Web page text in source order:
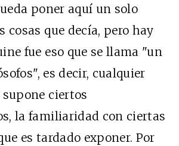
poner aquí un solo
cosas que decía, pero hay
fue eso que se llama "un
es decir, cualquier
supone ciertos
la familiaridad con ciertas
es tardado exponer. Por